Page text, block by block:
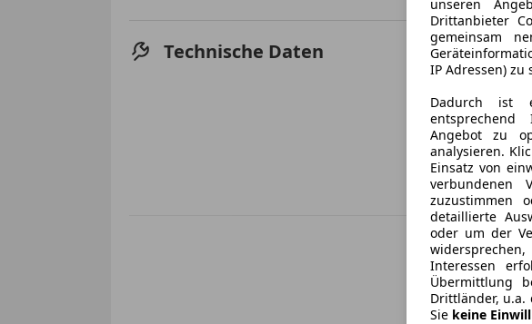
Technische Daten Leistung
Getriebe
Hubraum
Gänge
unseren
Drittanbieter
gemeinsam
IP Adressen)
Dadurch ist
entsprechend
Angebot zu
analysieren.
Einsatz von
verbundenen
zuzustimmen
detaillierte
oder um der
Interessen
Übermittlung
Drittländer, u.a.
Sie keine